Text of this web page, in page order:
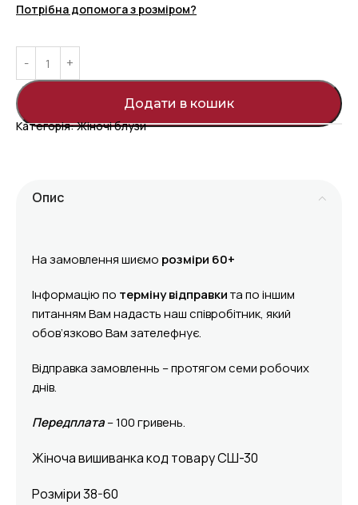
Потрібна допомога з розміром?
Додати в кошик
Категорія:Жіночі блузи
Опис
На замовлення шиємо розміри 60+
Інформацію по терміну відправкита по іншим
питанням Вам надасть наш співробітник, який
обов’язково Вам зателефнує.
Відправка замовленнь – протягом семи робочих
днів.
Передплата– 100 гривень.
Жіноча вишиванка код товару СШ-30
Розміри 38-60